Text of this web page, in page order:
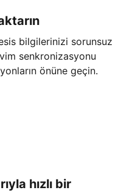
bilgilerinizi sorunsuz
senkronizasyonu
önüne geçin.
hızlı bir